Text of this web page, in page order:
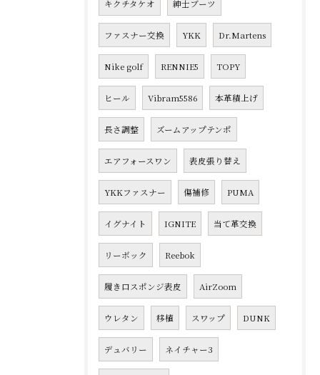
キクチタケオ 紳士ブーツ
ファスナー交換 YKK Dr.Martens
Nike golf RENNIE5 TOPY
ヒール Vibram5586 本革積上げ
長さ調整 ズームアップテンポ
エアフォースワン 表皮張り替え
YKKファスナー 傷補修 PUMA
イグナイト IGNITE 当て革交換
リーボック Reebok
履き口スポンジ表皮 AirZoom
ウレタン 移植 スワップ DUNK
デュバリー ネイチャー3